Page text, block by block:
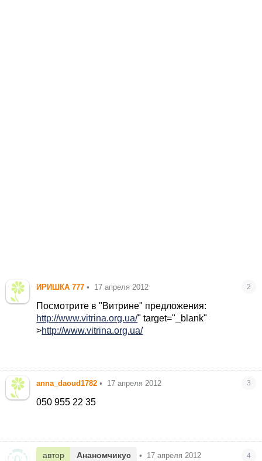
ИРИШКА 777 • 17 апреля 2012 2
Посмотрите в "Витрине" предложения:
http://www.vitrina.org.ua/" target="_blank"
>http://www.vitrina.org.ua/
anna_daoud1782 • 17 апреля 2012 3
050 955 22 35
автор Ананомчикус • 17 апреля 2012 4